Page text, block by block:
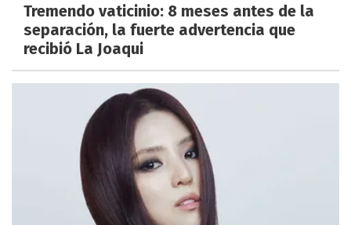
Tremendo vaticinio: 8 meses antes de la
separación, la fuerte advertencia que
recibió La Joaqui